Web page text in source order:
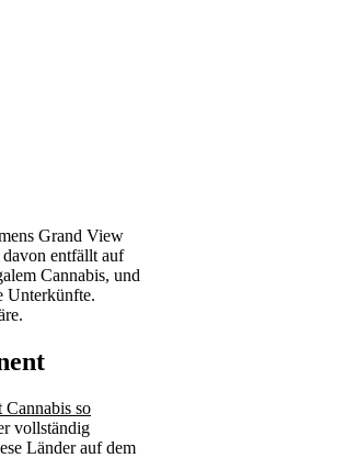
Grand View
entfällt auf
Cannabis, und
Unterkünfte.
so
vollständig
Länder auf dem